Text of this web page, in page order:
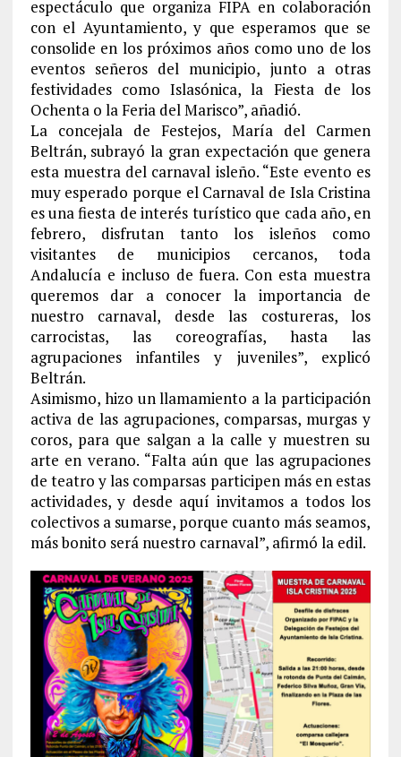
espectáculo que organiza FIPA en colaboración
con el Ayuntamiento, y que esperamos que se
consolide en los próximos años como uno de los
eventos señeros del municipio, junto a otras
festividades como Islasónica, la Fiesta de los
Ochenta o la Feria del Marisco”, añadió.
La concejala de Festejos, María del Carmen
Beltrán, subrayó la gran expectación que genera
esta muestra del carnaval isleño. “Este evento es
muy esperado porque el Carnaval de Isla Cristina
es una fiesta de interés turístico que cada año, en
febrero, disfrutan tanto los isleños como
visitantes de municipios cercanos, toda
Andalucía e incluso de fuera. Con esta muestra
queremos dar a conocer la importancia de
nuestro carnaval, desde las costureras, los
carrocistas, las coreografías, hasta las
agrupaciones infantiles y juveniles”, explicó
Beltrán.
Asimismo, hizo un llamamiento a la participación
activa de las agrupaciones, comparsas, murgas y
coros, para que salgan a la calle y muestren su
arte en verano. “Falta aún que las agrupaciones
de teatro y las comparsas participen más en estas
actividades, y desde aquí invitamos a todos los
colectivos a sumarse, porque cuanto más seamos,
más bonito será nuestro carnaval”, afirmó la edil.